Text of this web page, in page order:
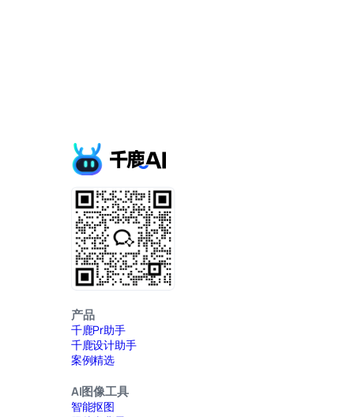
产品
千鹿Pr助手
千鹿设计助手
案例精选
AI图像工具
智能抠图